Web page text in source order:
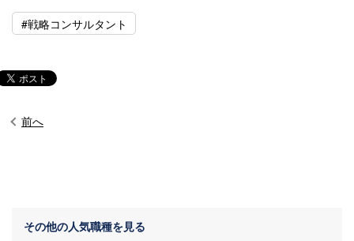
#戦略コンサルタント
前へ
その他の人気職種を見る